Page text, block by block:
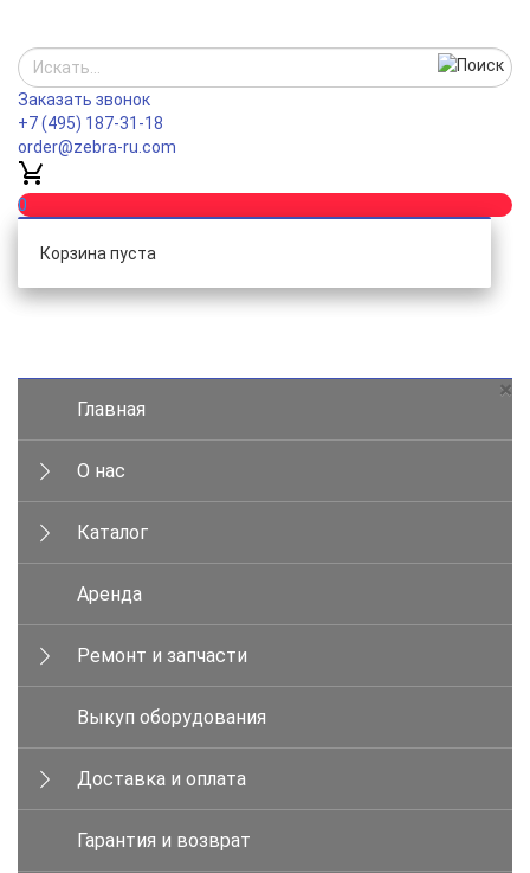
Заказать звонок
+7 (495) 187-31-18
order@zebra-ru.com
0
Корзина пуста
×
Главная
О нас
Каталог
Аренда
Ремонт и запчасти
Выкуп оборудования
Доставка и оплата
Гарантия и возврат